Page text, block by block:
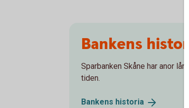
Bankens
Sparbanken Skåne har anor
tiden.
Bankens historia